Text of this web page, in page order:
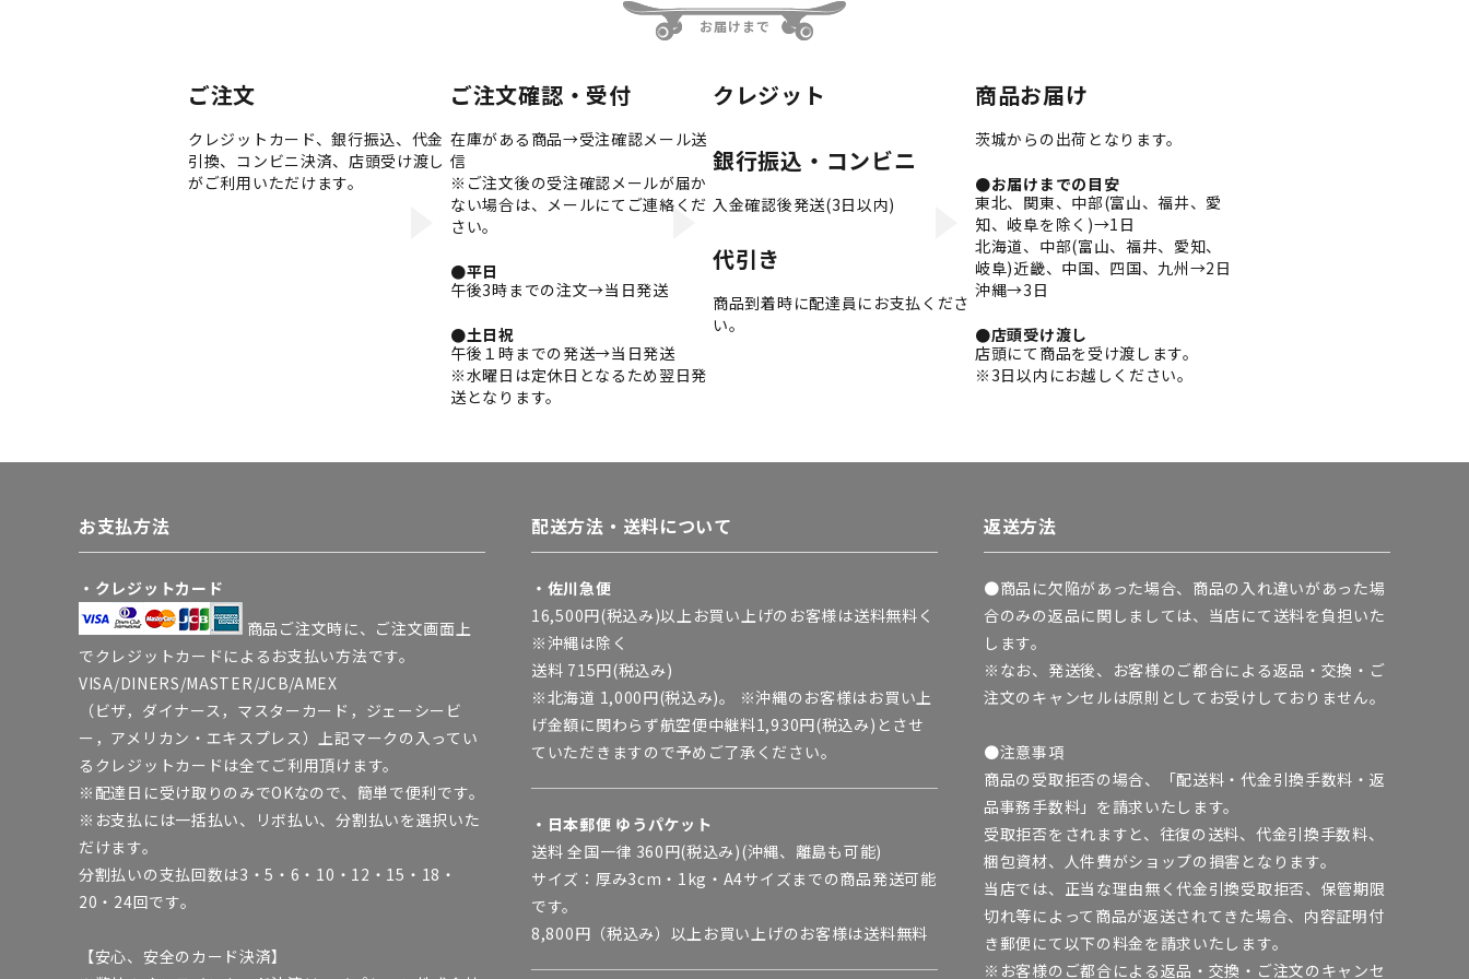
お届けまで
ご注文
クレジットカード、銀行振込、代金
引換、コンビニ決済、店頭受け渡し
がご利用いただけます。
ご注文確認・受付
在庫がある商品→受注確認メール送
信
※ご注文後の受注確認メールが届か
ない場合は、メールにてご連絡くだ
さい。
●平日
午後3時までの注文→当日発送
●土日祝
午後１時までの発送→当日発送
※水曜日は定休日となるため翌日発
送となります。
クレジット
銀行振込・コンビニ
入金確認後発送(3日以内)
代引き
商品到着時に配達員にお支払くださ
い。
商品お届け
茨城からの出荷となります。
●お届けまでの目安
東北、関東、中部(富山、福井、愛
知、岐阜を除く)→1日
北海道、中部(富山、福井、愛知、
岐阜)近畿、中国、四国、九州→2日
沖縄→3日
●店頭受け渡し
店頭にて商品を受け渡します。
※3日以内にお越しください。
お支払方法
・クレジットカード
商品ご注文時に、ご注文画面上
でクレジットカードによるお支払い方法です。
VISA/DINERS/MASTER/JCB/AMEX
（ビザ，ダイナース，マスターカード，ジェーシービ
ー，アメリカン・エキスプレス）上記マークの入ってい
るクレジットカードは全てご利用頂けます。
※配達日に受け取りのみでOKなので、簡単で便利です。
※お支払には一括払い、リボ払い、分割払いを選択いた
だけます。
分割払いの支払回数は3・5・6・10・12・15・18・
20・24回です。
【安心、安全のカード決済】
配送方法・送料について
・佐川急便
16,500円(税込み)以上お買い上げのお客様は送料無料く
※沖縄は除く
送料 715円(税込み)
※北海道 1,000円(税込み)。 ※沖縄のお客様はお買い上
げ金額に関わらず航空便中継料1,930円(税込み)とさせ
ていただきますので予めご了承ください。
・日本郵便 ゆうパケット
送料 全国一律 360円(税込み)(沖縄、離島も可能)
サイズ：厚み3cm・1kg・A4サイズまでの商品発送可能
です。
8,800円（税込み）以上お買い上げのお客様は送料無料
返送方法
●商品に欠陥があった場合、商品の入れ違いがあった場
合のみの返品に関しましては、当店にて送料を負担いた
します。
※なお、発送後、お客様のご都合による返品・交換・ご
注文のキャンセルは原則としてお受けしておりません。
●注意事項
商品の受取拒否の場合、「配送料・代金引換手数料・返
品事務手数料」を請求いたします。
受取拒否をされますと、往復の送料、代金引換手数料、
梱包資材、人件費がショップの損害となります。
当店では、正当な理由無く代金引換受取拒否、保管期限
切れ等によって商品が返送されてきた場合、内容証明付
き郵便にて以下の料金を請求いたします。
※お客様のご都合による返品・交換・ご注文のキャンセ